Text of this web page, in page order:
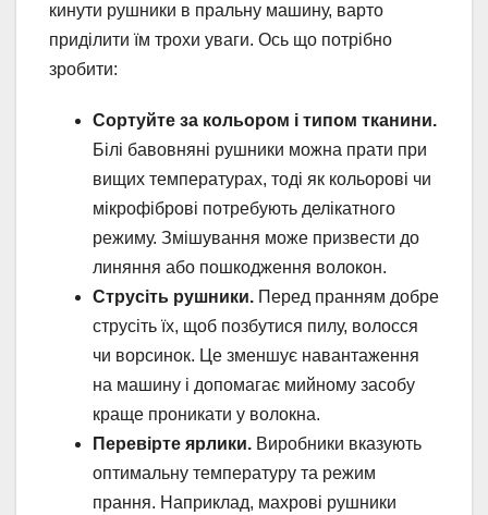
кинути рушники в пральну машину, варто
приділити їм трохи уваги. Ось що потрібно
зробити:
Сортуйте за кольором і типом тканини.
Білі бавовняні рушники можна прати при
вищих температурах, тоді як кольорові чи
мікрофіброві потребують делікатного
режиму. Змішування може призвести до
линяння або пошкодження волокон.
Струсіть рушники. Перед пранням добре
струсіть їх, щоб позбутися пилу, волосся
чи ворсинок. Це зменшує навантаження
на машину і допомагає мийному засобу
краще проникати у волокна.
Перевірте ярлики. Виробники вказують
оптимальну температуру та режим
прання. Наприклад, махрові рушники